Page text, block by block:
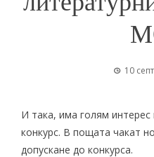
10
И така, има голям
конкурс. В пощата чакат
допускане до конкурса.